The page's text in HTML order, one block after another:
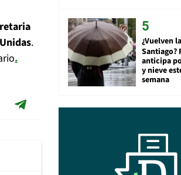
.
.
¿Vuelven
Santiago?
anticipa
y nieve
semana